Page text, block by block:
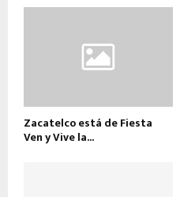
Zacatelco está de Fiesta
Ven y Vive la...